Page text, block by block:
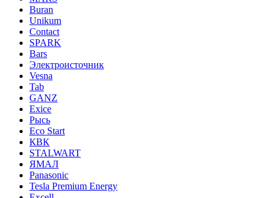
Buran
Unikum
Contact
SPARK
Bars
Электроисточник
Vesna
Tab
GANZ
Exice
Рысь
Eco Start
КВК
STALWART
ЯМАЛ
Panasonic
Tesla Premium Energy